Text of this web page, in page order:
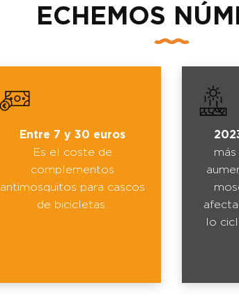
ECHEMOS
Entre 7 y 30 euros
Es el coste de
complementos
antimosquitos para cascos
de bicicletas.
lo